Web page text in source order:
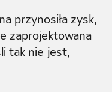
przynosiła zysk,
zaprojektowana
tak nie jest,